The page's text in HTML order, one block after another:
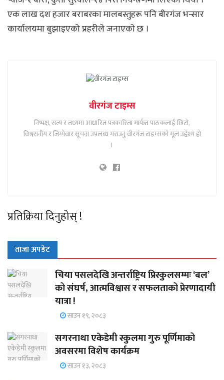
एक लाख दश हजार बराबरका मालबस्तुहरू पनि बीरगंज भन्सार
कार्यालयमा बुझाइएको प्रहरीले जनाएकाे छ ।
वीरगंज टाइम्स
निष्पक्ष, सत्य र तथ्यमा आधारित पत्रकारिता मार्फत पाठकलाई छिटो,
विश्वसनीय र जिम्मेवार सूचना उपलब्ध गराउनु वीरगंज टाइम्सको मूल उद्देश्य हो
।
प्रतिक्रिया दिनुहोस् !
ताजा अपडेट
चिया पसलदेखि अन्तर्राष्ट्रिय प्रिस्कुलसम्मः ‘बल’
को संघर्ष, आत्मविश्वास र सफलताको प्रेरणादायी
यात्रा !
साउन १९, २०८३
सगरनाथा एकेडेमी स्कुलमा गुरु पूर्णिमाको
अवसरमा विशेष कार्यक्रम
साउन १३, २०८३